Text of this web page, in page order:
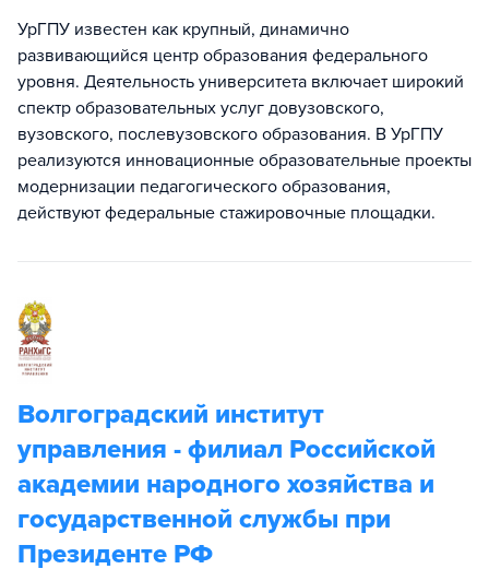
УрГПУ известен как крупный, динамично
развивающийся центр образования федерального
уровня. Деятельность университета включает широкий
спектр образовательных услуг довузовского,
вузовского, послевузовского образования. В УрГПУ
реализуются инновационные образовательные проекты
модернизации педагогического образования,
действуют федеральные стажировочные площадки.
Волгоградский институт
управления - филиал Российской
академии народного хозяйства и
государственной службы при
Президенте РФ